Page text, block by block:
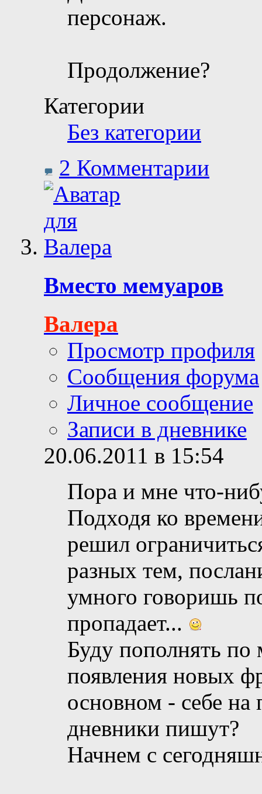
персонаж.
Продолжение?
Категории
Без категории
2 Комментарии
Вместо мемуаров
Валера
Просмотр профиля
Сообщения форума
Личное сообщение
Записи в дневнике
20.06.2011 в 15:54
Пора и мне что-
Подходя ко
решил
разных тем,
умного говоришь
пропадает...
Буду пополнять
появления новых
основном - себе на
дневники пишут?
Начнем с